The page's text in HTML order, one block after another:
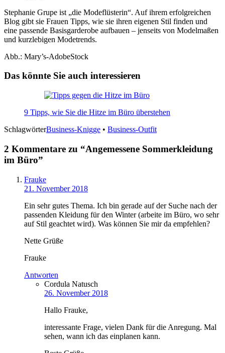
Stephanie Grupe ist „die Modeflüsterin“. Auf ihrem erfolgreichen
Blog gibt sie Frauen Tipps, wie sie ihren eigenen Stil finden und
eine passende Basisgarderobe aufbauen – jenseits von Modelmaßen
und kurzlebigen Modetrends.
Abb.: Mary’s-AdobeStock
Das könnte Sie auch interessieren
9 Tipps, wie Sie die Hitze im Büro überstehen
SchlagwörterBusiness-Knigge • Business-Outfit
2 Kommentare zu “Angemessene Sommerkleidung
im Büro”
Frauke
21. November 2018
Ein sehr gutes Thema. Ich bin gerade auf der Suche nach der
passenden Kleidung für den Winter (arbeite im Büro, wo sehr
auf Stil geachtet wird). Was können Sie mir da empfehlen?
Nette Grüße
Frauke
Antworten
Cordula Natusch
26. November 2018
Hallo Frauke,
interessante Frage, vielen Dank für die Anregung. Mal
sehen, wann ich das einplanen kann.